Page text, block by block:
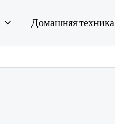
Домашняя техника